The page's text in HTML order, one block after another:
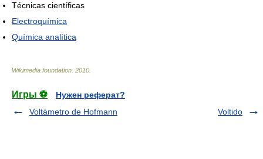
Técnicas científicas
Electroquímica
Química analítica
Wikimedia foundation 2010
Игры ⚽
Нужен реферат?
Voltámetro de Hofmann
Voltido